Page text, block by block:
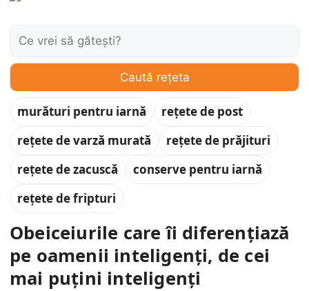
Caută:
Caută rețeta
murături pentru iarnă
rețete de post
rețete de varză murată
rețete de prăjituri
rețete de zacuscă
conserve pentru iarnă
rețete de fripturi
Obeiceiurile care îi diferențiază
pe oamenii inteligenți, de cei
mai puțini inteligenți